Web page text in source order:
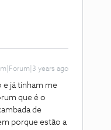
years ago
e já tinham me
que é o
de
porque estão a